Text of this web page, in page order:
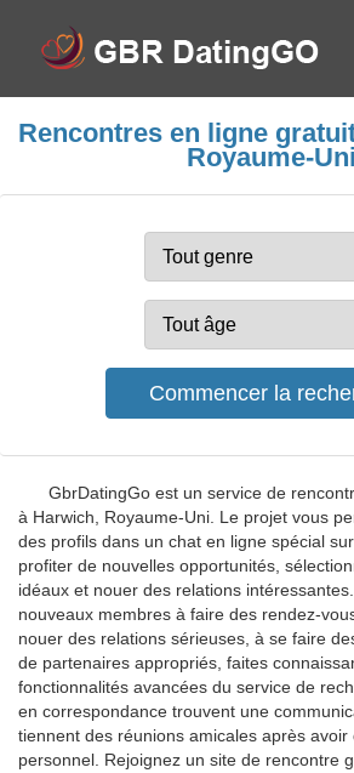
Rencontres en ligne
Royaume-Uni
GbrDatingGo est un service de
à Harwich, Royaume-Uni. Le projet vous
des profils dans un chat en ligne spécial
profiter de nouvelles opportunités,
idéaux et nouer des relations
nouveaux membres à faire des rendez-
nouer des relations sérieuses, à se faire
de partenaires appropriés, faites
fonctionnalités avancées du service de
en correspondance trouvent une
tiennent des réunions amicales après avoir
personnel. Rejoignez un site de rencontre